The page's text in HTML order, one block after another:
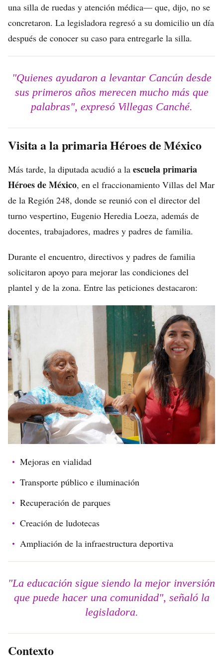
una silla de ruedas y atención médica— que, dijo, no se
concretaron. La legisladora regresó a su domicilio un día
después de conocer su caso para entregarle la silla.
"Quienes ayudaron a levantar Cancún desde
sus primeros años merecen mucho más que
palabras", expresó Villegas Canché.
Visita a la primaria Héroes de México
Más tarde, la diputada acudió a la escuela primaria
Héroes de México, en el fraccionamiento Villas del Mar
de la Región 248, donde se reunió con el director del
turno vespertino, Eugenio Heredia Loeza, además de
docentes, trabajadores, madres y padres de familia.
Durante el encuentro, directivos y padres de familia
solicitaron apoyo para mejorar las condiciones del
plantel y de la zona. Entre las peticiones destacaron:
Mejoras en vialidad
Transporte público e iluminación
Recuperación de parques
Creación de ludotecas
Ampliación de la infraestructura deportiva
"La educación sigue siendo la mejor inversión
que puede hacer una comunidad", señaló la
legisladora.
Contexto